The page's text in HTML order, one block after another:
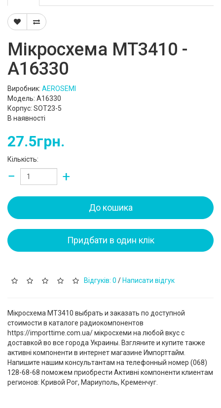
Мікросхема MT3410 -
A16330
Виробник: AEROSEMI
Модель: A16330
Корпус: SOT23-5
В наявності
27.5грн.
Кількість:
− +
До кошика
Придбати в один клік
Відгуків: 0 / Написати відгук
Мікросхема MT3410 выбрать и заказать по доступной
стоимости в каталоге радиокомпонентов
https://importtime.com.ua/ мікросхеми на любой вкус с
доставкой во все города Украины. Взгляните и купите также
активні компоненти в интернет магазине Импорттайм.
Напишите нашим консультантам на телефонный номер (‎068)
128-68-68 поможем приобрести Активні компоненти клиентам
регионов: Кривой Рог, Мариуполь, Кременчуг.